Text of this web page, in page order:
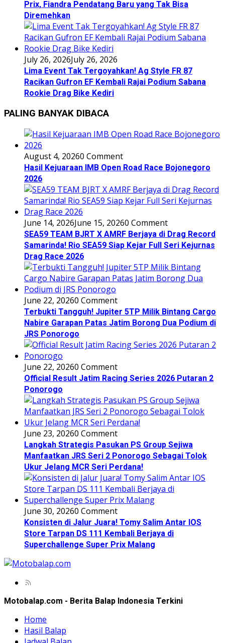
Prix, Fiandra Pendatang Baru yang Tak Bisa
Diremehkan
July 26, 2026July 26, 2026
Lima Event Tak Tergoyahkan! Ag Style FR 87
Racikan Gufron EF Kembali Rajai Podium Sabana
Rookie Drag Bike Kediri
PALING BANYAK DIBACA
August 4, 20260 Comment
Hasil Kejuaraan IMB Open Road Race Bojonegoro
2026
June 14, 2026June 15, 20260 Comment
SEA59 TEAM BJRT X AMRF Berjaya di Drag Record
Samarinda! Rio SEA59 Siap Kejar Full Seri Kejurnas
Drag Race 2026
June 22, 20260 Comment
Terbukti Tangguh! Jupiter 5TP Milik Bintang Cargo
Nabire Garapan Patas Jatim Borong Dua Podium di
JRS Ponorogo
June 22, 20260 Comment
Official Result Jatim Racing Series 2026 Putaran 2
Ponorogo
June 23, 20260 Comment
Langkah Strategis Pasukan PS Group Sejiwa
Manfaatkan JRS Seri 2 Ponorogo Sebagai Tolok
Ukur Jelang MCR Seri Perdana!
June 30, 20260 Comment
Konsisten di Jalur Juara! Tomy Salim Antar IOS
Store Tarpan DS 111 Kembali Berjaya di
Superchallenge Super Prix Malang
Motobalap.com - Berita Balap Indonesia Terkini
Home
Hasil Balap